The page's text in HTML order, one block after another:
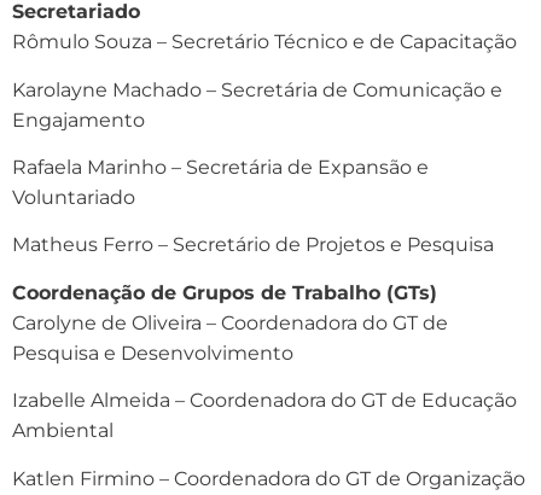
Secretariado
Rômulo Souza – Secretário Técnico e de Capacitação
Karolayne Machado – Secretária de Comunicação e
Engajamento
Rafaela Marinho – Secretária de Expansão e
Voluntariado
Matheus Ferro – Secretário de Projetos e Pesquisa
Coordenação de Grupos de Trabalho (GTs)
Carolyne de Oliveira – Coordenadora do GT de
Pesquisa e Desenvolvimento
Izabelle Almeida – Coordenadora do GT de Educação
Ambiental
Katlen Firmino – Coordenadora do GT de Organização